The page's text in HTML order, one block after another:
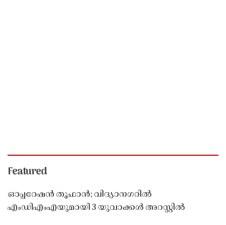
Featured
ഓപ്പറേഷൻ തൂഫാൻ; വിദ്യാനഗറിൽ
എംഡിഎംഎയുമായി 3 യുവാക്കൾ അറസ്റ്റിൽ